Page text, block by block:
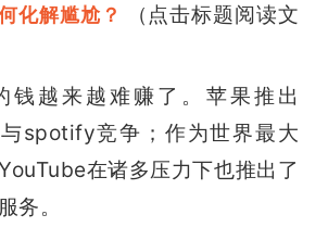
化解尴尬？
（点击标题阅读文
钱越来越难赚了。 苹果推出
spotify竞争；作为世界最大
在诸多压力下也推出了
务。